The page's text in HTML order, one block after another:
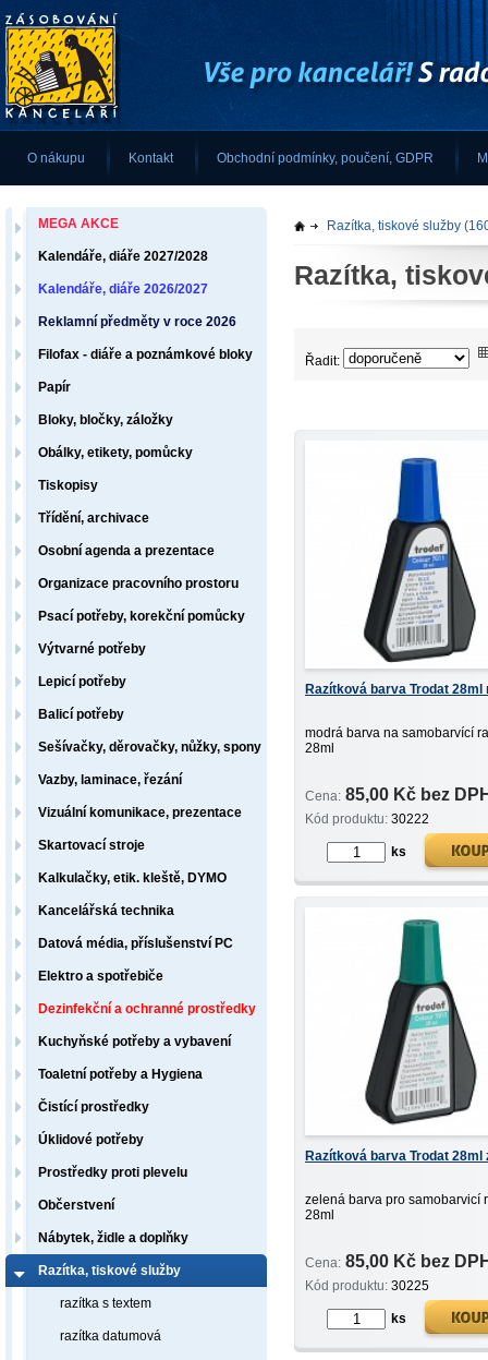
Razítka, tiskové služby
Razítka,
Řadit:
Razítková barva Trodat 28ml
modrá barva na samobarvící
28ml
Cena: 85,00 Kč bez
Kód produktu: 30222
ks
Razítková barva Trodat 28ml
zelená barva pro samobarvicí
28ml
Cena: 85,00 Kč bez
Kód produktu: 30225
ks
MEGA AKCE
Kalendáře, diáře 2027/2028
Kalendáře, diáře 2026/2027
Reklamní předměty v roce 2026
Filofax - diáře a poznámkové bloky
Papír
Bloky, bločky, záložky
Obálky, etikety, pomůcky
Tiskopisy
Třídění, archivace
Osobní agenda a prezentace
Organizace pracovního prostoru
Psací potřeby, korekční pomůcky
Výtvarné potřeby
Lepicí potřeby
Balicí potřeby
Sešívačky, děrovačky, nůžky, spony
Vazby, laminace, řezání
Vizuální komunikace, prezentace
Skartovací stroje
Kalkulačky, etik. kleště, DYMO
Kancelářská technika
Datová média, příslušenství PC
Elektro a spotřebiče
Dezinfekční a ochranné prostředky
Kuchyňské potřeby a vybavení
Toaletní potřeby a Hygiena
Čistící prostředky
Úklidové potřeby
Prostředky proti plevelu
Občerstvení
Nábytek, židle a doplňky
Razítka, tiskové služby
razítka s textem
razítka datumová
O nákupu Kontakt Obchodní podmínky, poučení, GDPR